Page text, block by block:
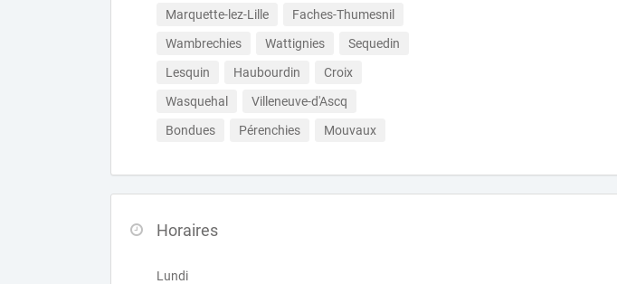
Marquette-lez-Lille
Faches-Thumesnil
Wambrechies
Wattignies
Sequedin
Lesquin
Haubourdin
Croix
Wasquehal
Villeneuve-d'Ascq
Bondues
Pérenchies Mouvaux
Horaires
Lundi